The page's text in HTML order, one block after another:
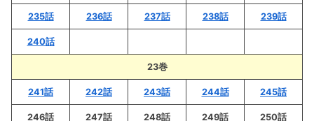
235話 236話 237話 238話 239話
240話
23巻
241話 242話 243話 244話 245話
246話 247話 248話 249話 250話